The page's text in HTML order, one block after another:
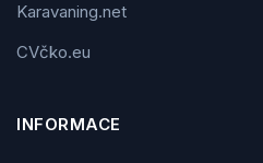
Karavaning.net
CVčko.eu
INFORMACE